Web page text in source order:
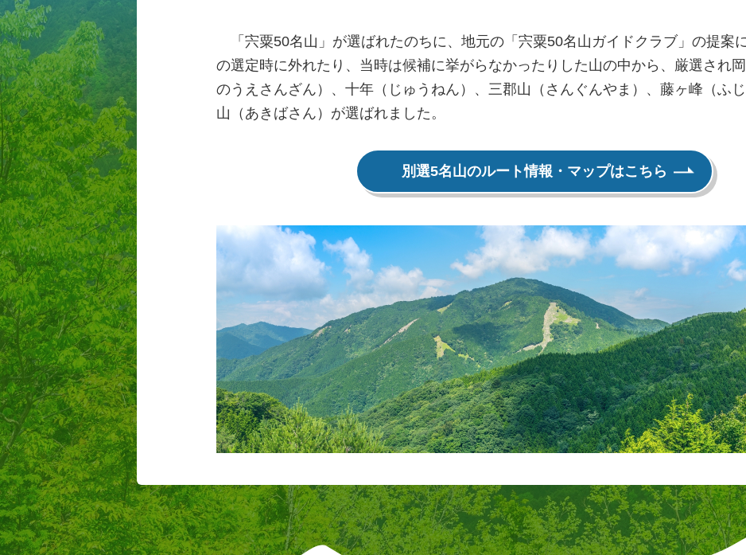
「宍粟50名山」が選ばれたのちに、地元の「宍粟50名山ガイドクラブ」の提案
の選定時に外れたり、当時は候補に挙がらなかったりした山の中から、厳選され
のうえさんざん）、十年（じゅうねん）、三郡山（さんぐんやま）、藤ヶ峰（ふ
山（あきばさん）が選ばれました。
別選5名山のルート情報・ マップはこちら